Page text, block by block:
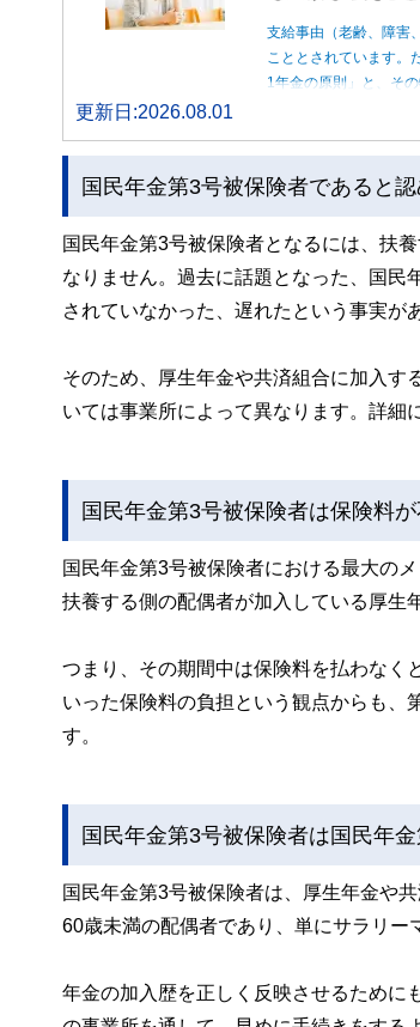
支給事由（老齢、障害
こととされています。
1年金の原則」と、そ
更新日:2026.08.01
国民年金第3号被保険者であると
国民年金第3号被保険者となるには、扶
なりません。過去に話題となった、国民
されていなかった、遅れたという事実が
そのため、厚生年金や共済組合に加入す
いては事業所によって異なります。詳細
国民年金第3号被保険者は保険料
国民年金第3号被保険者における最大の
扶養する側の配偶者が加入している厚生
つまり、その期間中は保険料を払わなく
いった保険料の負担という観点からも、
す。
国民年金第3号被保険者は国民年
国民年金第3号被保険者は、厚生年金や
60歳未満の配偶者であり、単にサラリー
年金の加入歴を正しく反映させるために